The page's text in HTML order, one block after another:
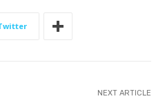
NEXT ARTICLE